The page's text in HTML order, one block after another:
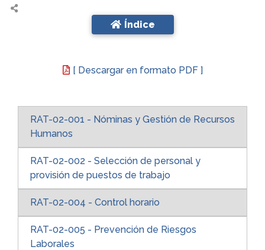
Índice
[ Descargar en formato PDF ]
RAT-02-001 - Nóminas y Gestión de Recursos
Humanos
RAT-02-002 - Selección de personal y
provisión de puestos de trabajo
RAT-02-004 - Control horario
RAT-02-005 - Prevención de Riesgos
Laborales